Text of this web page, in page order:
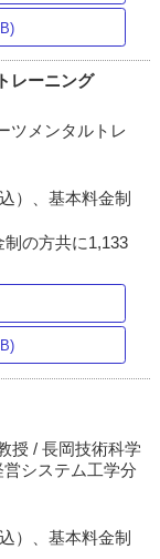
レーニング
ツメンタルトレ
）、基本料金制
の方共に1,133
授 / 長岡技術科学
システム工学分
）、基本料金制